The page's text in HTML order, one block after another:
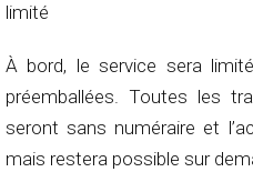
limité
À bord, le service sera
préemballées. Toutes les
seront sans numéraire et
mais restera possible sur